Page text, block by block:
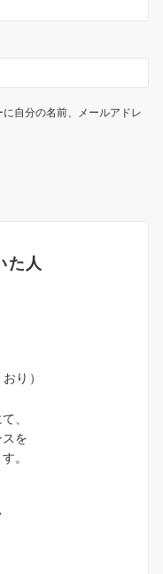
自分の名前、メールアドレ
た人
り）
、
を
。